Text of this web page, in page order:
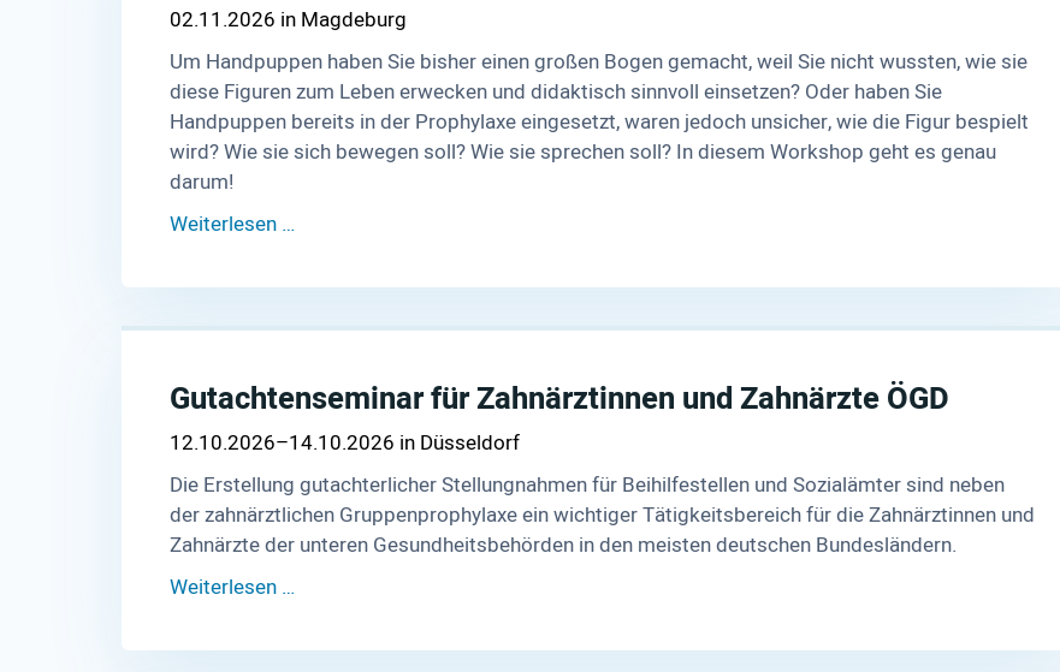
02.11.2026
Magdeburg
Um Handpuppen haben Sie bisher einen großen Bogen gemacht, weil Sie nicht wussten, wie sie
diese Figuren zum Leben erwecken und didaktisch sinnvoll einsetzen? Oder haben Sie
Handpuppen bereits in der Prophylaxe eingesetzt, waren jedoch unsicher, wie die Figur bespielt
wird? Wie sie sich bewegen soll? Wie sie sprechen soll? In diesem Workshop geht es genau
darum!
Weiterlesen …
Gutachtenseminar für Zahnärztinnen und Zahnärzte ÖGD
12.10.2026–14.10.2026
Düsseldorf
Die Erstellung gutachterlicher Stellungnahmen für Beihilfestellen und Sozialämter sind neben
der zahnärztlichen Gruppenprophylaxe ein wichtiger Tätigkeitsbereich für die Zahnärztinnen und
Zahnärzte der unteren Gesundheitsbehörden in den meisten deutschen Bundesländern.
Weiterlesen …